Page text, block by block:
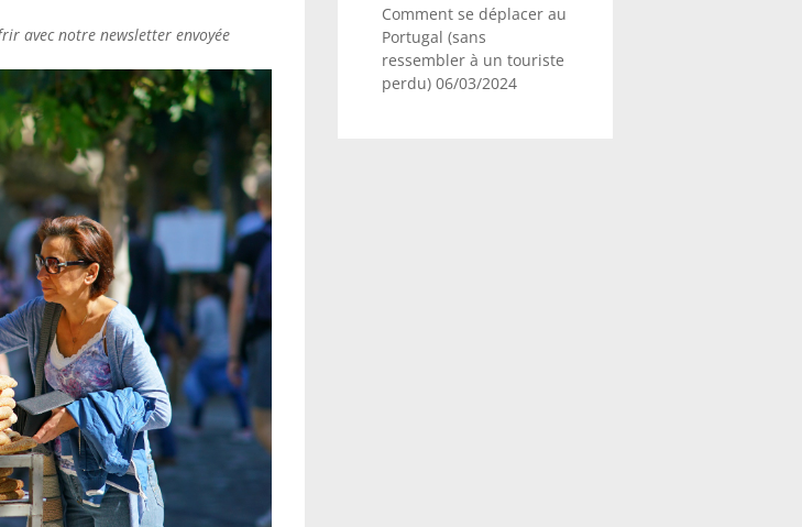
avec notre newsletter envoyée
Comment se déplacer au
Portugal (sans
ressembler à un touriste
perdu) 06/03/2024